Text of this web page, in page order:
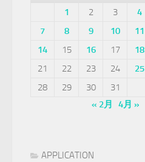
1
2 3 4
7
8 9 10 11
14
15 16 17 18
21
22 23 24 25
28
29 30
31
« 2月
4月 »
APPLICATION